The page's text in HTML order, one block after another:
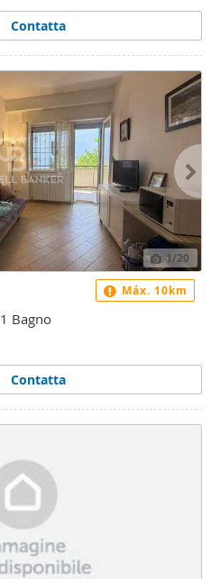
Contatta
1/20
1 Bagno
Contatta
Máx. 10km